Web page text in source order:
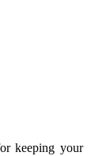
keeping your